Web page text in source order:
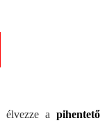
élvezze apihentető